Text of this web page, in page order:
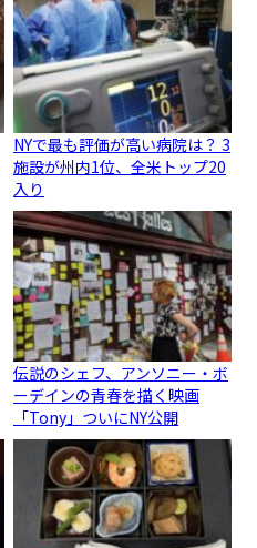
NYで最も評価が高い病院は？ 3
施設が州内1位、全米トップ20
入り
伝説のシェフ、アンソニー・ボ
ーデインの青春を描く映画
「Tony」ついにNY公開